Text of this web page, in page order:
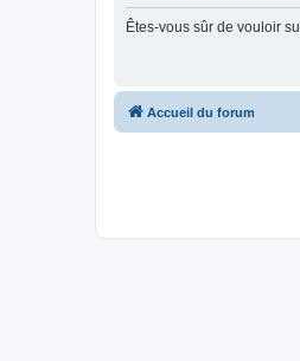
Êtes-vous sûr de vouloir
Accueil du forum